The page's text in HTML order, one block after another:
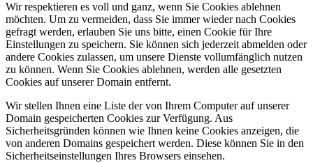
Wir respektieren es voll und ganz, wenn Sie Cookies ablehnen
möchten. Um zu vermeiden, dass Sie immer wieder nach Cookies
gefragt werden, erlauben Sie uns bitte, einen Cookie für Ihre
Einstellungen zu speichern. Sie können sich jederzeit abmelden oder
andere Cookies zulassen, um unsere Dienste vollumfänglich nutzen
zu können. Wenn Sie Cookies ablehnen, werden alle gesetzten
Cookies auf unserer Domain entfernt.
Wir stellen Ihnen eine Liste der von Ihrem Computer auf unserer
Domain gespeicherten Cookies zur Verfügung. Aus
Sicherheitsgründen können wie Ihnen keine Cookies anzeigen, die
von anderen Domains gespeichert werden. Diese können Sie in den
Sicherheitseinstellungen Ihres Browsers einsehen.